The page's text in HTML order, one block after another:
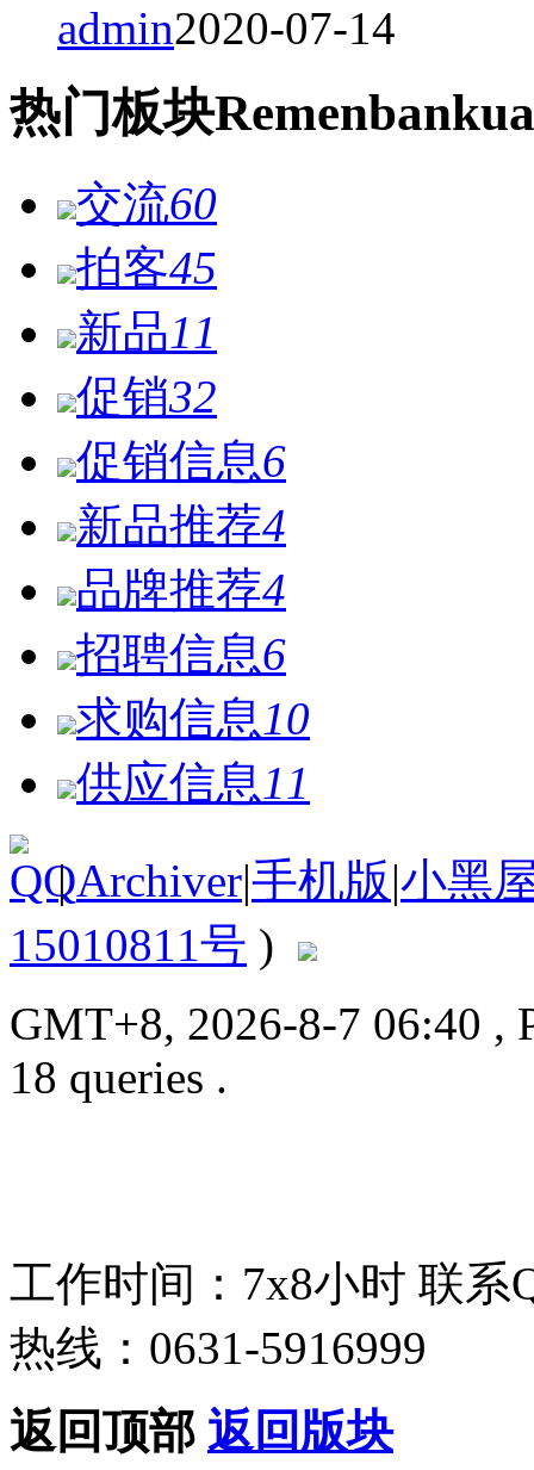
admin2020-07-14
热门板块Remen
交流60
拍客45
新品11
促销32
促销信息6
新品推荐4
品牌推荐4
招聘信息6
求购信息 10
供应信息 11
| Archiver|手机版|小黑
15010811号 )
GMT+8, 2026-8-7 06:40 ,
18 queries .
工作时间：7x8小时 联系
热线：0631-5916999
返回顶部 返回版块